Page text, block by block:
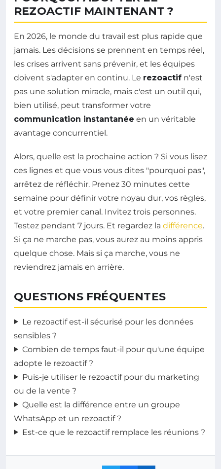
REZOACTIF MAINTENANT ?
En 2026, le monde du travail est plus rapide que
jamais. Les décisions se prennent en temps réel,
les crises arrivent sans prévenir, et les équipes
doivent s'adapter en continu. Le rezoactif n'est
pas une solution miracle, mais c'est un outil qui,
bien utilisé, peut transformer votre
communication instantanée en un véritable
avantage concurrentiel.
Alors, quelle est la prochaine action ? Si vous lisez
ces lignes et que vous vous dites "pourquoi pas",
arrêtez de réfléchir. Prenez 30 minutes cette
semaine pour définir votre noyau dur, vos règles,
et votre premier canal. Invitez trois personnes.
Testez pendant 7 jours. Et regardez la différence.
Si ça ne marche pas, vous aurez au moins appris
quelque chose. Mais si ça marche, vous ne
reviendrez jamais en arrière.
QUESTIONS FRÉQUENTES
Le rezoactif est-il sécurisé pour les données
sensibles ?
Combien de temps faut-il pour qu'une équipe
adopte le rezoactif ?
Puis-je utiliser le rezoactif pour du marketing
ou de la vente ?
Quelle est la différence entre un groupe
WhatsApp et un rezoactif ?
Est-ce que le rezoactif remplace les réunions ?